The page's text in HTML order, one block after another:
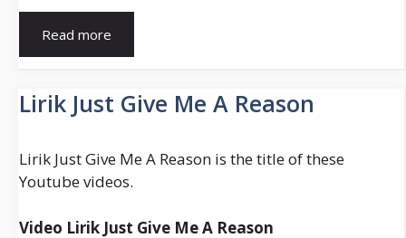
Read more
Definisi,
Istilah)
Lirik Just Give Me A Reason
Lirik Just Give Me A Reason is the title of these
Youtube videos.
Video Lirik Just Give Me A Reason